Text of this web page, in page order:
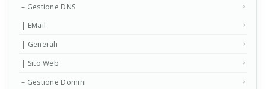
– Gestione DNS
| EMail
| Generali
| Sito Web
– Gestione Domini